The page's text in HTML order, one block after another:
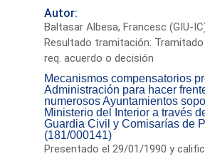
Autor:
Baltasar Albesa, Francesc (GIU-
Resultado tramitación:
req. acuerdo o decisión
Mecanismos compensatorios
Administración para hacer
numerosos Ayuntamientos
Ministerio del Interior a través
Guardia Civil y Comisarías de
(181/000141)
Presentado el 29/01/1990 y